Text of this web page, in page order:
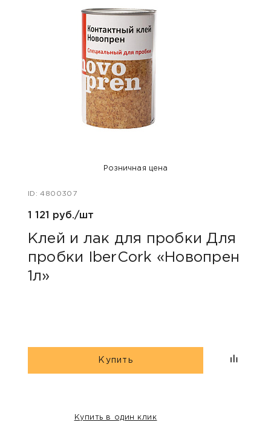
Розничная цена
ID: 4800307
1 121 руб./шт
Клей и лак для пробки Для
пробки IberCork «Новопрен
1л»
Купить
Купить в один клик